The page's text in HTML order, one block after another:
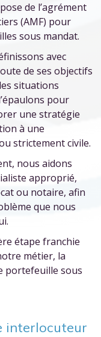
de l’agrément
(AMF) pour
sous mandat.
avec
de ses objectifs
situations
pour
une stratégie
à une
strictement civile.
nous aidons
approprié,
ou notaire, afin
que nous
étape franchie
métier, la
portefeuille sous
interlocuteur